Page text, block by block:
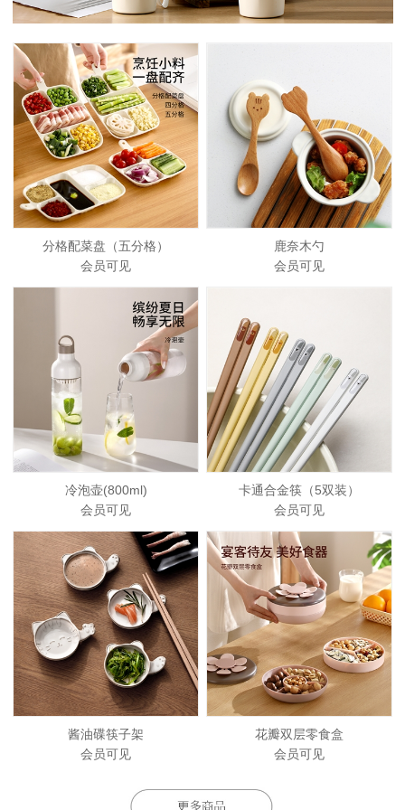
分格配菜盘（五分格）
会员可见
鹿奈木勺
会员可见
冷泡壶(800ml)
会员可见
卡通合金筷（5双装）
会员可见
酱油碟筷子架
会员可见
花瓣双层零食盒
会员可见